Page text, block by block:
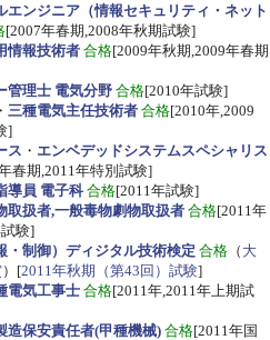
エンジニア（情報セキュリティ・ネット
[2007年春期,2008年秋期試験]
情報技術者 合格[2009年秋期,2009年春期
管理士 電気分野 合格[2010年試験]
・ 三種電気主任技術者 合格[2010年,2009
]
ス ・ エンベデッドシステムスペシャリス
春期,2011年特別試験]
導員 電子科合格[2011年試験]
取扱者,一般毒物劇物取扱者 合格[2011年
験]
・制御）ディジタル技術検定 合格 （ 大
）[2011年秋期（第43回）試験]
電気工事士 合格[2011年,2011年上期試
造保安責任者(甲種機械) 合格[2011年国